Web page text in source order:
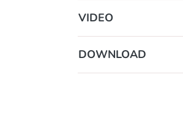
VIDEO
DOWNLOAD